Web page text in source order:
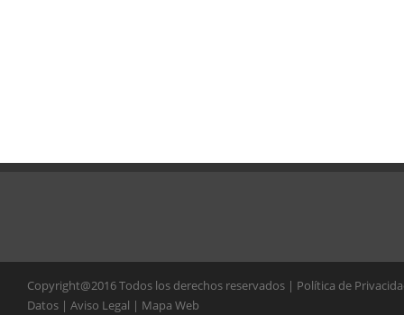
Copyright@2016 Todos los derechos reservados | Política de
Datos | Aviso Legal | Mapa Web